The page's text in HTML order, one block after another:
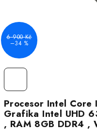
Procesor Intel
Grafika Intel UHD
, RAM 8GB DDR4 ,
6 900 Kč
–34 %